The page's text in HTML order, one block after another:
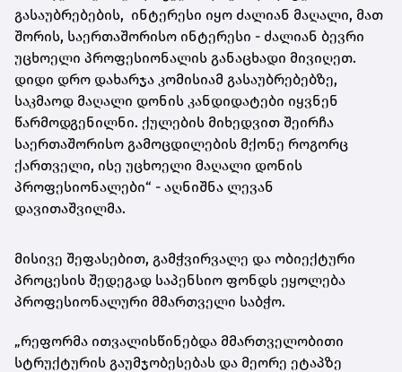
გასაუბრებების, ინტერესი იყო ძალიან მაღალი, მათ
შორის, საერთაშორისო ინტერესი - ძალიან ბევრი
უცხოელი პროფესიონალის განაცხადი მივიღეთ.
დიდი დრო დახარჯა კომისიამ გასაუბრებებზე,
საკმაოდ მაღალი დონის კანდიდატები იყვნენ
წარმოდგენილნი. ქულების მიხედვით შეირჩა
საერთაშორისო გამოცდილების მქონე როგორც
ქართველი, ისე უცხოელი მაღალი დონის
პროფესიონალები“ - აღნიშნა ლევან
დავითაშვილმა.
მისივე შეფასებით, გამჭვირვალე და ობიექტური
პროცესის შედეგად საპენსიო ფონდს ეყოლება
პროფესიონალური მმართველი საბჭო.
„რეფორმა ითვალისწინებდა მმართველობითი
სტრუქტურის გაუმჯობესებას და მეორე ეტაპზე